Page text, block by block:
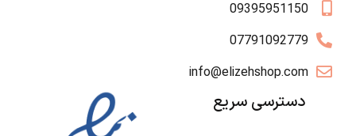
09395951150
07791092779
info@elizehshop.com
دسترسی سریع